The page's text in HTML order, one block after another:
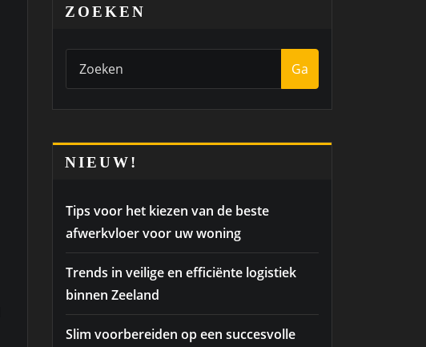
ZOEKEN
Ga
NIEUW!
Tips voor het kiezen van de beste
afwerkvloer voor uw woning
Trends in veilige en efficiënte logistiek
binnen Zeeland
Slim voorbereiden op een succesvolle